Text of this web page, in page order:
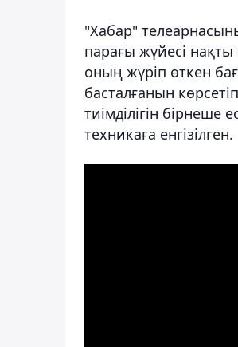
"Хабар"
парағы жүйесі
оның жүріп өткен
басталғанын
тиімділігін
техникаға енгізілген.